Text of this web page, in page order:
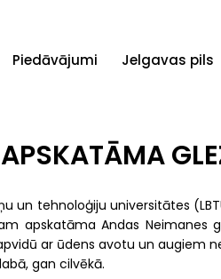
Piedāvājumi Jelgavas pils
un tehnoloģiju universitātes
apskatāma Andas Neimanes
ar ūdens avotu un augiem
gan cilvēkā.